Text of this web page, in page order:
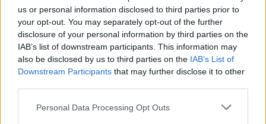
us or personal information disclosed to third parties prior to
your opt-out. You may separately opt-out of the further
disclosure of your personal information by third parties on the
IAB’s list of downstream participants. This information may
also be disclosed by us to third parties on the IAB’s List of
Downstream Participants that may further disclose it to other
Personal Data Processing Opt Outs
Quando Federico Felini girava
quella che sarebbe diventata
una scena di culto, non
immaginava certo il successo
che avrebbe avuto quella
pellicola.
24/10/2010